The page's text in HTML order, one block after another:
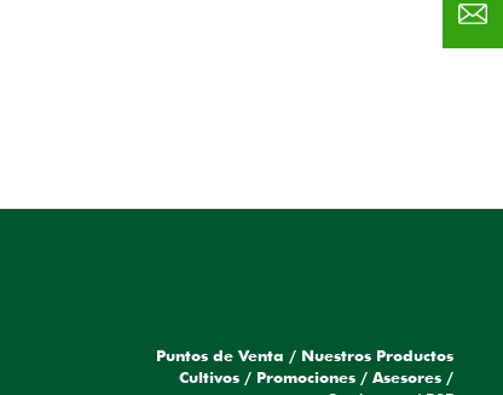
Puntos de Venta / Nuestros Productos
Cultivos / Promociones / Asesores /